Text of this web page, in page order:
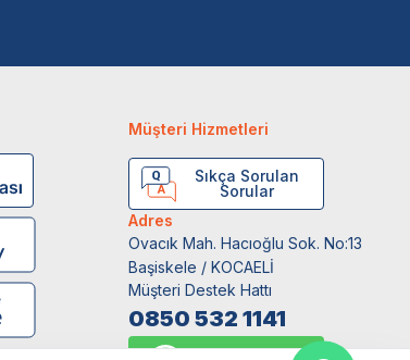
Müşteri Hizmetleri
Sıkça Sorulan
Sorular
Adres
Ovacık Mah. Hacıoğlu Sok. No:13
Başiskele / KOCAELİ
Müşteri Destek Hattı
0850 532 1141
WhatsApp Destek